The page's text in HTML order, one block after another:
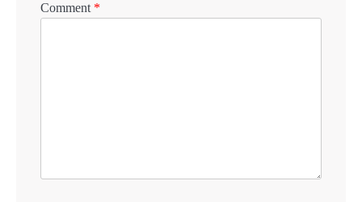
Comment *